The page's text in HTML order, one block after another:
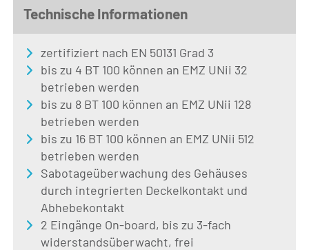
Technische Informationen
zertifiziert nach EN 50131 Grad 3
bis zu 4 BT 100 können an EMZ UNii 32
betrieben werden
bis zu 8 BT 100 können an EMZ UNii 128
betrieben werden
bis zu 16 BT 100 können an EMZ UNii 512
betrieben werden
Sabotageüberwachung des Gehäuses
durch integrierten Deckelkontakt und
Abhebekontakt
2 Eingänge On-board, bis zu 3-fach
widerstandsüberwacht, frei